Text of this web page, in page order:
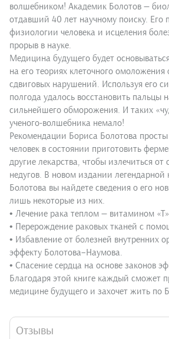
волшебником! Академик Болотов —
отдавший 40 лет научному поиску. Его
физиологии человека и исцеления
прорыв в науке.
Медицина будущего будет
на его теориях клеточного
сдвиговых нарушений. Используя его
полгода удалось восстановить пальцы
сильнейшего обморожения. И таких
ученого-волшебника немало!
Рекомендации Бориса Болотова
человек в состоянии приготовить
другие лекарства, чтобы излечиться
недугов. В новом издании легендарной
Болотова вы найдете сведения о его
лишь некоторые из них.
• Лечение рака теплом — витамином
• Перерождение раковых тканей с
• Избавление от болезней внутренних
эффекту Болотова–Наумова.
• Спасение сердца на основе законов
Благодаря этой книге каждый сможет
медицине будущего и захочет жить по
Отзывы